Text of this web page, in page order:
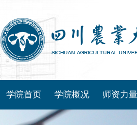
学院首页 学院概况 师资力量